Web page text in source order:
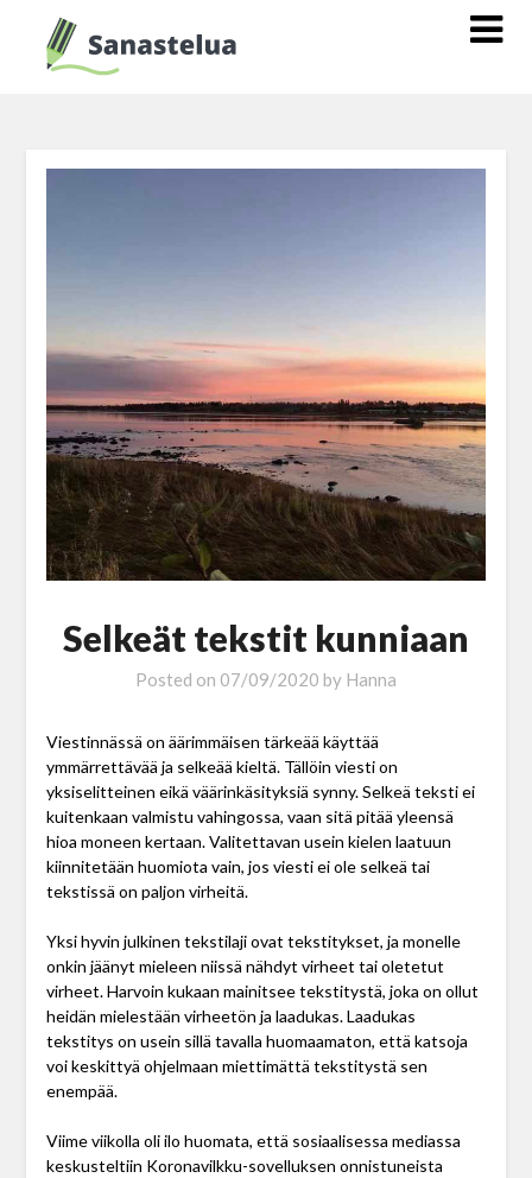
Selkeät tekstit kunniaan
Posted on 07/09/2020 by Hanna
Viestinnässä on äärimmäisen tärkeää käyttää
ymmärrettävää ja selkeää kieltä. Tällöin viesti on
yksiselitteinen eikä väärinkäsityksiä synny. Selkeä teksti ei
kuitenkaan valmistu vahingossa, vaan sitä pitää yleensä
hioa moneen kertaan. Valitettavan usein kielen laatuun
kiinnitetään huomiota vain, jos viesti ei ole selkeä tai
tekstissä on paljon virheitä.
Yksi hyvin julkinen tekstilaji ovat tekstitykset, ja monelle
onkin jäänyt mieleen niissä nähdyt virheet tai oletetut
virheet. Harvoin kukaan mainitsee tekstitystä, joka on ollut
heidän mielestään virheetön ja laadukas. Laadukas
tekstitys on usein sillä tavalla huomaamaton, että katsoja
voi keskittyä ohjelmaan miettimättä tekstitystä sen
enempää.
Viime viikolla oli ilo huomata, että sosiaalisessa mediassa
keskusteltiin Koronavilkku-sovelluksen onnistuneista